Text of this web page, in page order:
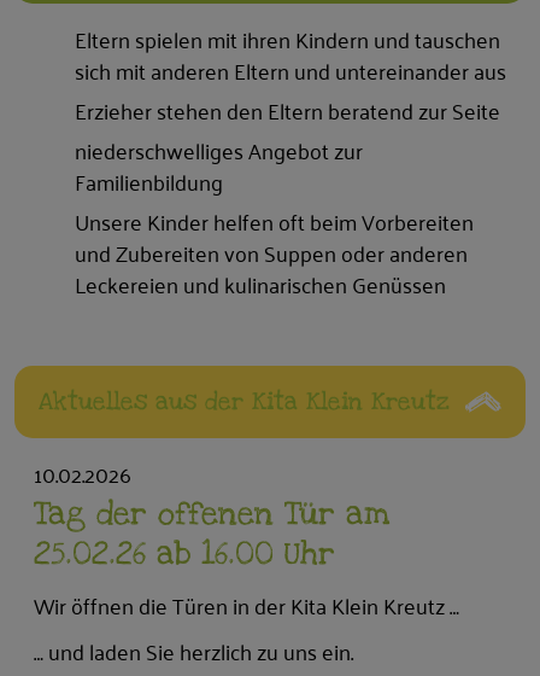
Eltern spielen mit ihren Kindern und tauschen
sich mit anderen Eltern und untereinander aus
Erzieher stehen den Eltern beratend zur Seite
niederschwelliges Angebot zur
Familienbildung
Unsere Kinder helfen oft beim Vorbereiten
und Zubereiten von Suppen oder anderen
Leckereien und kulinarischen Genüssen
Aktuelles aus der Kita Klein Kreutz
10.02.2026
Tag der offenen Tür am
25.02.26 ab 16.00 Uhr
Wir öffnen die Türen in der Kita Klein Kreutz …
… und laden Sie herzlich zu uns ein.